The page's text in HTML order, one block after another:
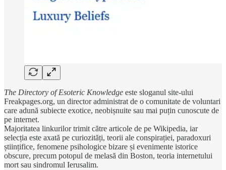
The Directory of Esoteric Knowledge este sloganul site-ului
Freakpages.org, un director administrat de o comunitate de voluntari
care adună subiecte exotice, neobișnuite sau mai puțin cunoscute de
pe internet.
Majoritatea linkurilor trimit către articole de pe Wikipedia, iar
selecția este axată pe curiozități, teorii ale conspirației, paradoxuri
științifice, fenomene psihologice bizare și evenimente istorice
obscure, precum potopul de melasă din Boston, teoria internetului
mort sau sindromul Ierusalim.